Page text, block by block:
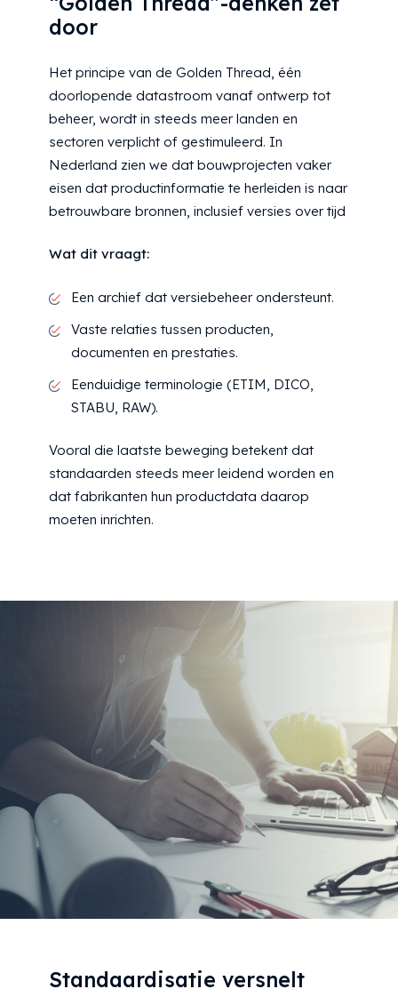
door
Het principe van de Golden Thread, één
doorlopende datastroom vanaf ontwerp tot
beheer, wordt in steeds meer landen en
sectoren verplicht of gestimuleerd. In
Nederland zien we dat bouwprojecten vaker
eisen dat productinformatie te herleiden is naar
betrouwbare bronnen, inclusief versies over tijd
Wat dit vraagt:
Een archief dat versiebeheer ondersteunt.
Vaste relaties tussen producten,
documenten en prestaties.
Eenduidige terminologie (ETIM, DICO,
STABU, RAW).
Vooral die laatste beweging betekent dat
standaarden steeds meer leidend worden en
dat fabrikanten hun productdata daarop
moeten inrichten.
Standaardisatie versnelt